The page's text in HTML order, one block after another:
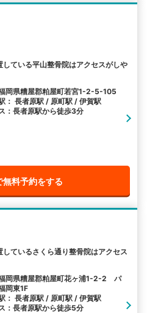
ている平山整骨院はアクセスがしや
岡県糟屋郡粕屋町若宮1-2-5-105
： 長者原駅 / 原町駅 / 伊賀駅
：長者原駅から徒歩3分
無料予約をする
ているさくら通り整骨院はアクセス
岡県糟屋郡粕屋町花ヶ浦1-2-2 パ
岡東1F
： 長者原駅 / 原町駅 / 伊賀駅
：長者原駅から徒歩5分